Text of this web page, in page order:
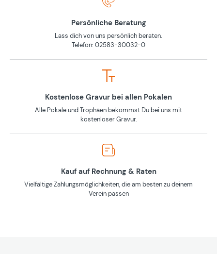
Persönliche Beratung
Lass dich von uns persönlich beraten.
Telefon: 02583-30032-0
Kostenlose Gravur bei allen Pokalen
Alle Pokale und Trophäen bekommst Du bei uns mit
kostenloser Gravur.
Kauf auf Rechnung & Raten
Vielfältige Zahlungsmöglichkeiten, die am besten zu deinem
Verein passen